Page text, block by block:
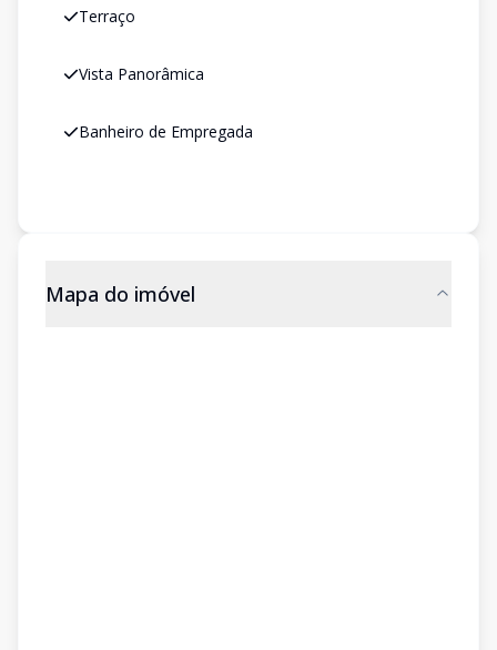
Terraço
Vista Panorâmica
Banheiro de Empregada
Mapa do imóvel